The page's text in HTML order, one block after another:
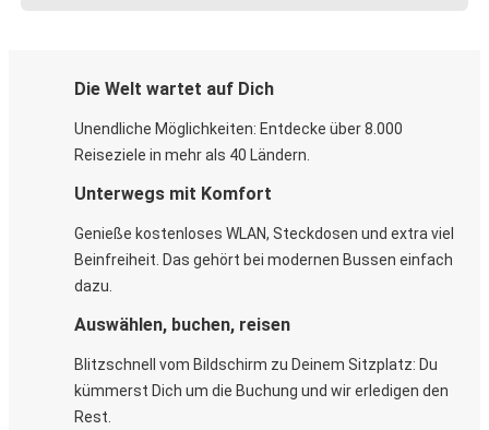
Die Welt wartet auf Dich
Unendliche Möglichkeiten: Entdecke über 8.000
Reiseziele in mehr als 40 Ländern.
Unterwegs mit Komfort
Genieße kostenloses WLAN, Steckdosen und extra viel
Beinfreiheit. Das gehört bei modernen Bussen einfach
dazu.
Auswählen, buchen, reisen
Blitzschnell vom Bildschirm zu Deinem Sitzplatz: Du
kümmerst Dich um die Buchung und wir erledigen den
Rest.